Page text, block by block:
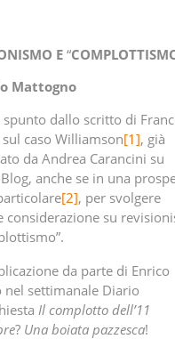
E “
Mattogno
spunto dallo scritto di
caso Williamson[1], già
da Andrea Carancini su
anche se in una
[2], per svolgere
considerazione su
da parte di Enrico
nel settimanale Diario
Il complotto dell’11
? Una boiata pazzesca!